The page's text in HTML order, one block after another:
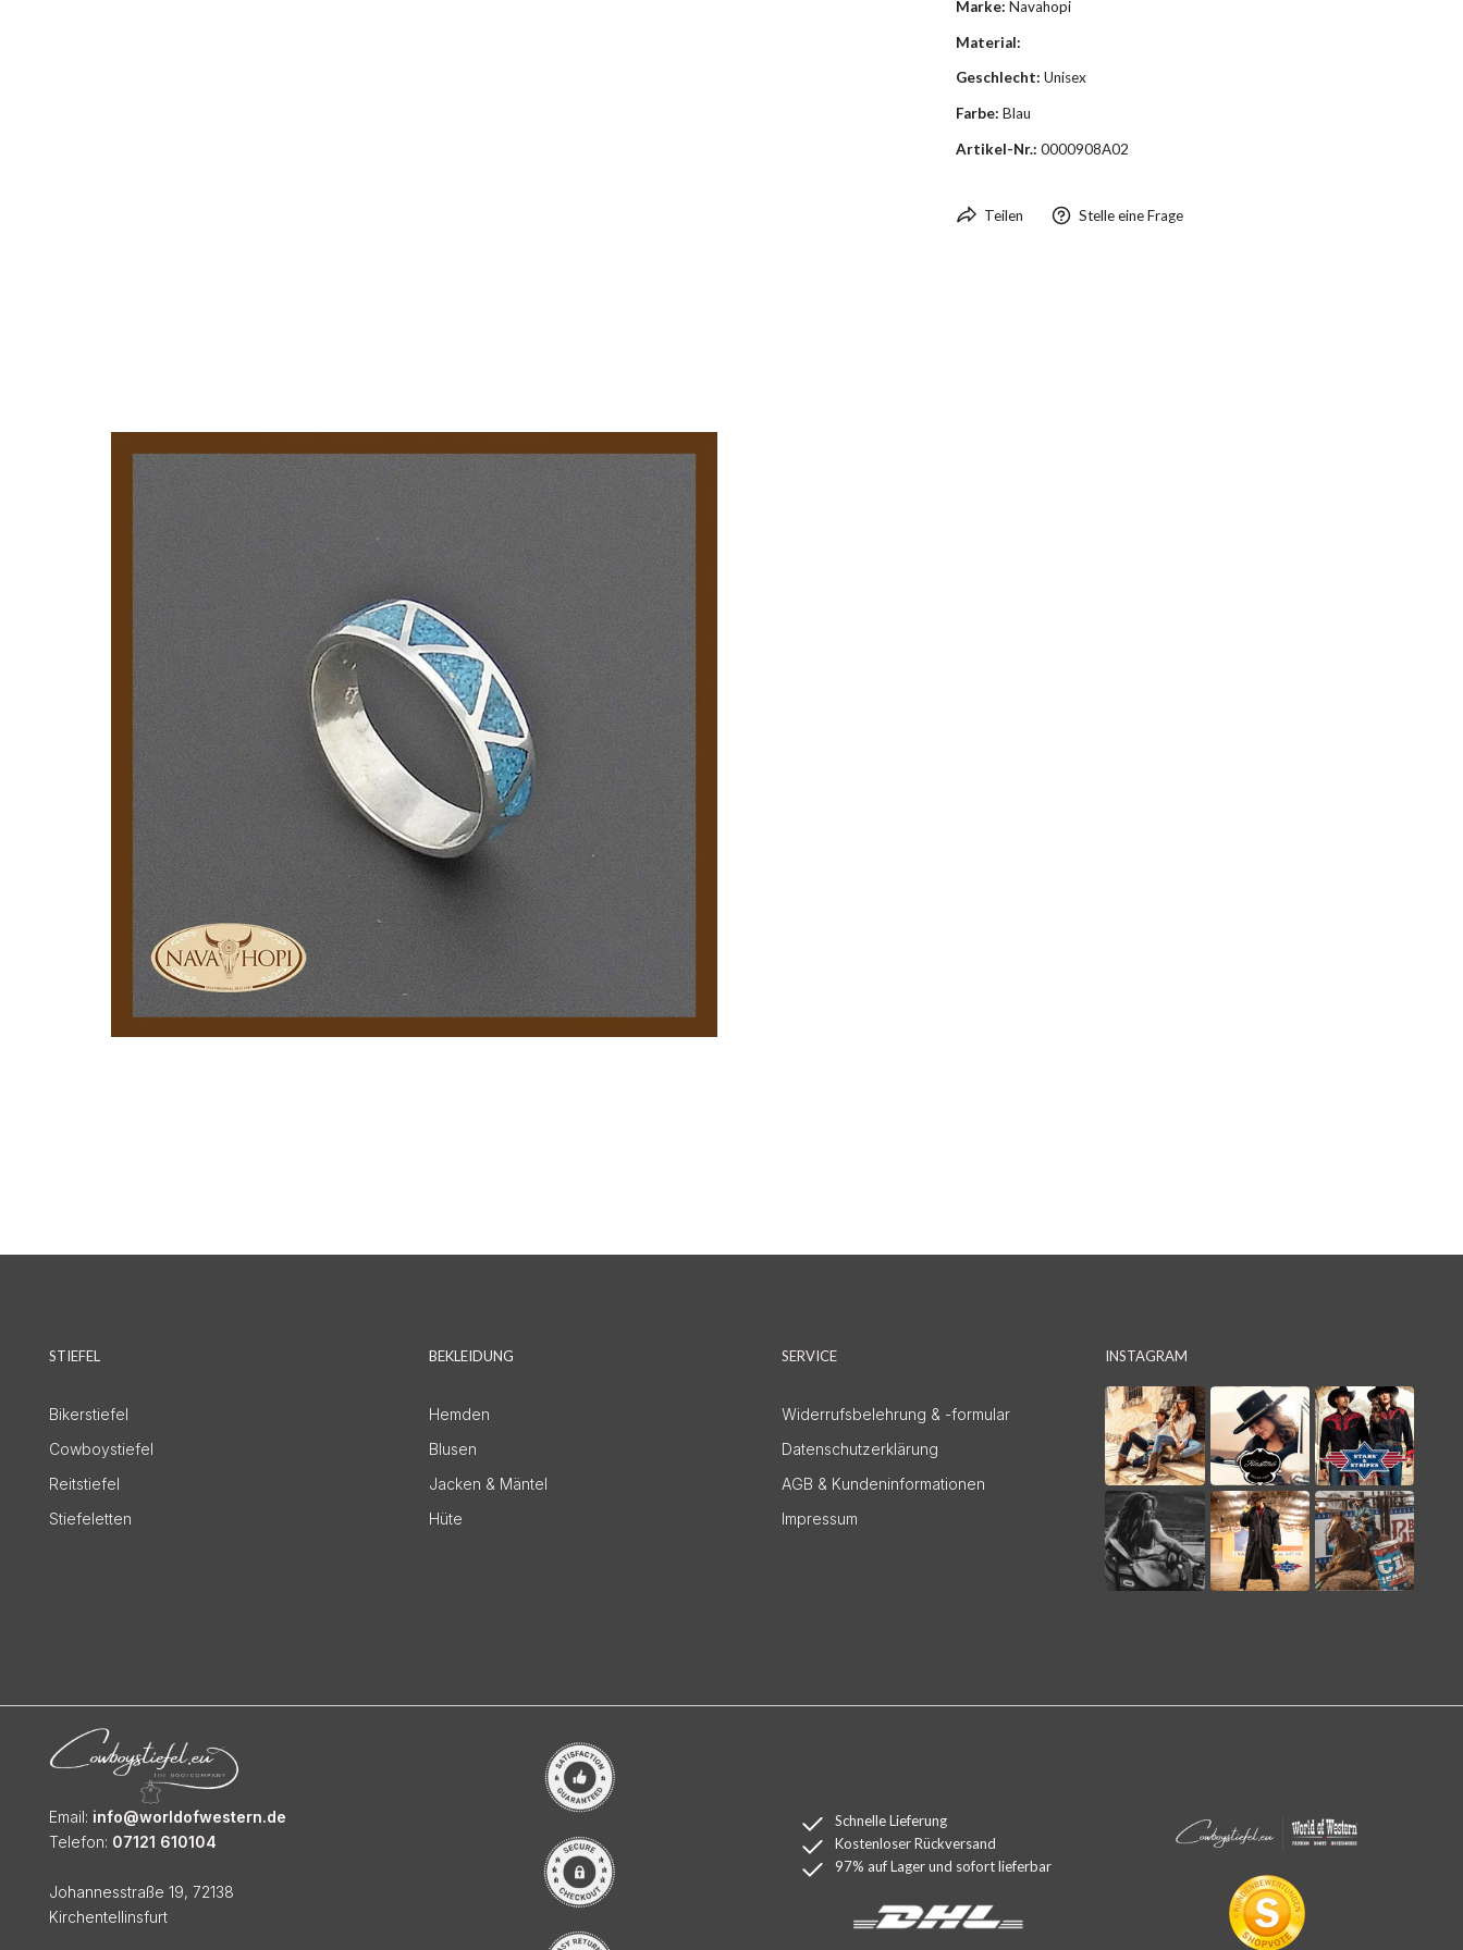
Marke:Navahopi
Material:
Geschlecht: Unisex
Farbe: Blau
Artikel-Nr.:0000908A02
Teilen Stelle eine Frage
STIEFEL
Bikerstiefel
Cowboystiefel
Reitstiefel
Stiefeletten
BEKLEIDUNG
Hemden
Blusen
Jacken & Mäntel
Hüte
SERVICE
Widerrufsbelehrung & -formular
Datenschutzerklärung
AGB & Kundeninformationen
Impressum
INSTAGRAM
Email: info@worldofwestern.de
Telefon: 07121 610104
Johannesstraße 19, 72138
Kirchentellinsfurt
Schnelle Lieferung
Kostenloser Rückversand
97% auf Lager und sofort lieferbar